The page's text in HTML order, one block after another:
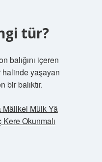
tür?
balığını içeren
yaşayan
bir balıktır.
Mâlikel Mülk Yâ
Okunmalı